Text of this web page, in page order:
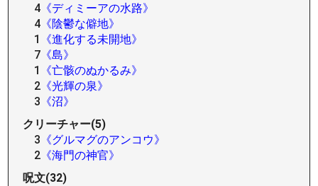
4 《ディミーアの水路》
4 《陰鬱な僻地》
1
《進化する未開地》
7 《島》
1
《亡骸のぬかるみ》
2 《光輝の泉》
3 《沼》
クリーチャー(5)
3 《グルマグのアンコウ》
2 《海門の神官》
呪文(32)